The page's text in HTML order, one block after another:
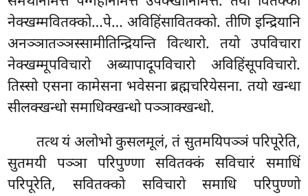
नेक्खम्मवितक्को…पे… अविहिंसावितक्को. तीणि इन्द्रियानि
अनञ्ञातञ्ञस्सामीतिन्द्रियन्ति वित्थारो. तयो उपविचारा
नेक्खम्मूपविचारो अब्यापादूपविचारो अविहिंसूपविचारो.
तिस्सो एसना कामेसना भवेसना ब्रह्मचरियेसना. तयो खन्धा
सीलक्खन्धो समाधिक्खन्धो पञ्ञाक्खन्धो.
तत्थयं अलोभो कुसलमूलं, तं सुतमयिपञ्ञं परिपूरेति,
सुतमयी पञ्ञा परिपुण्णा सवितक्कं सविचारं समाधिं
परिपूरेति, सवितक्को सविचारो समाधि परिपुण्णो